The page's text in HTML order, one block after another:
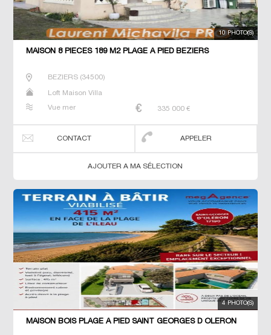
10 PHOTO(S)
MAISON 8 PIECES 189 M2 PLAGE À PIED BEZIERS
BEZIERS(34500)
Loft Maison Villa
Vue mer 335 000 €
CONTACT APPELER
AJOUTER A MA SÉLECTION
4 PHOTO(S)
MAISON BOIS PLAGE À PIED SAINT GEORGES D OLERON